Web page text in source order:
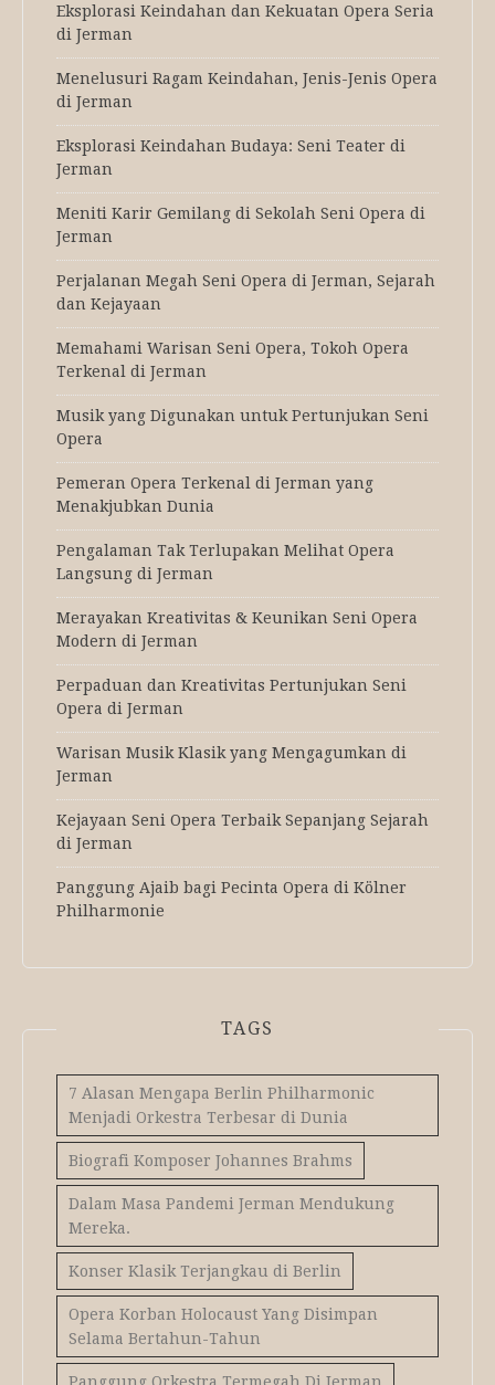
Eksplorasi Keindahan dan Kekuatan Opera Seria
di Jerman
Menelusuri Ragam Keindahan, Jenis-Jenis Opera
di Jerman
Eksplorasi Keindahan Budaya: Seni Teater di
Jerman
Meniti Karir Gemilang di Sekolah Seni Opera di
Jerman
Perjalanan Megah Seni Opera di Jerman, Sejarah
dan Kejayaan
Memahami Warisan Seni Opera, Tokoh Opera
Terkenal di Jerman
Musik yang Digunakan untuk Pertunjukan Seni
Opera
Pemeran Opera Terkenal di Jerman yang
Menakjubkan Dunia
Pengalaman Tak Terlupakan Melihat Opera
Langsung di Jerman
Merayakan Kreativitas & Keunikan Seni Opera
Modern di Jerman
Perpaduan dan Kreativitas Pertunjukan Seni
Opera di Jerman
Warisan Musik Klasik yang Mengagumkan di
Jerman
Kejayaan Seni Opera Terbaik Sepanjang Sejarah
di Jerman
Panggung Ajaib bagi Pecinta Opera di Kölner
Philharmonie
TAGS
7 Alasan Mengapa Berlin Philharmonic
Menjadi Orkestra Terbesar di Dunia
Biografi Komposer Johannes Brahms
Dalam Masa Pandemi Jerman Mendukung
Mereka.
Konser Klasik Terjangkau di Berlin
Opera Korban Holocaust Yang Disimpan
Selama Bertahun-Tahun